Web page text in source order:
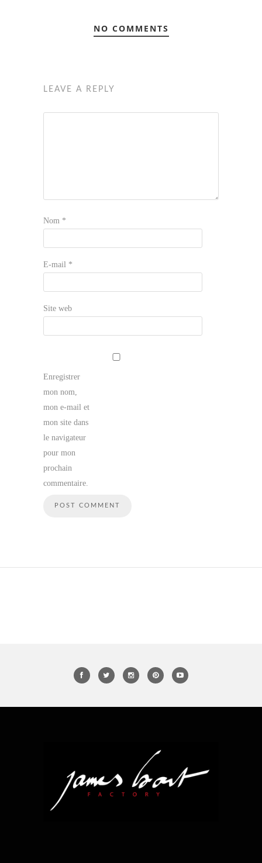
NO COMMENTS
LEAVE A REPLY
Nom *
E-mail *
Site web
Enregistrer
mon nom,
mon e-mail et
mon site dans
le navigateur
pour mon
prochain
commentaire.